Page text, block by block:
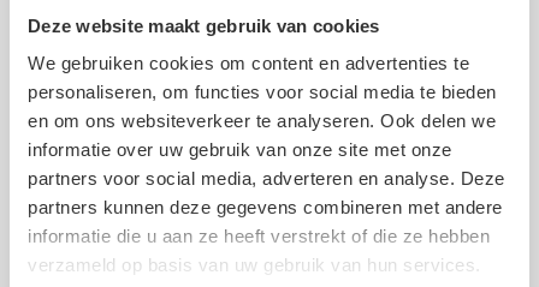
Deze website maakt gebruik van cookies
We gebruiken cookies om content en advertenties te
personaliseren, om functies voor social media te bieden
en om ons websiteverkeer te analyseren. Ook delen we
informatie over uw gebruik van onze site met onze
partners voor social media, adverteren en analyse. Deze
partners kunnen deze gegevens combineren met andere
informatie die u aan ze heeft verstrekt of die ze hebben
verzameld op basis van uw gebruik van hun services.
Zonneklep
Portier
Passagiersstoel
Gasklep
Dashboard
Reservewiel, reserveband of thuiskomer
Meer berichten over autosloperijen >>